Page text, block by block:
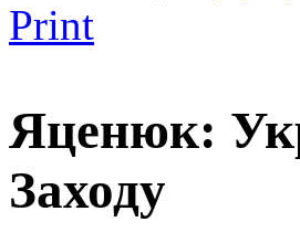
Print
Яценюк:
Заходу